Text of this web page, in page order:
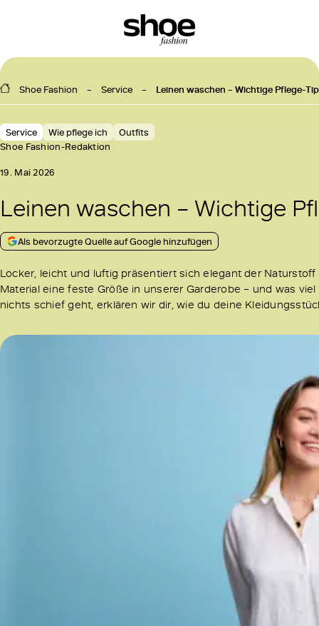
Shoe Fashion Service Leinen waschen – Wichtige Pflege-
Service Wie pflege ich
Outfits
Shoe Fashion-Redaktion
19. Mai 2026
Leinen waschen – Wichtige
Als bevorzugte Quelle auf Google hinzufügen
Locker, leicht und luftig präsentiert sich elegant der
Material eine feste Größe in unserer Garderobe – und was
nichts schief geht, erklären wir dir, wie du deine